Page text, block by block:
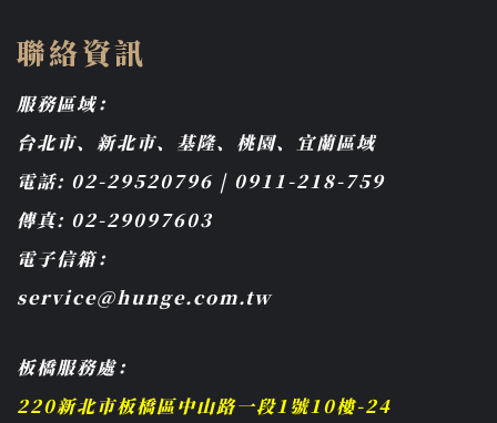
聯絡資訊
服務區域：
台北市、新北市、基隆、桃園、宜蘭區域
電話: 02-29520796 | 0911-218-759
傳真: 02-29097603
電子信箱：
service@hunge.com.tw
板橋服務處：
220新北市板橋區中山路一段1號10樓-24